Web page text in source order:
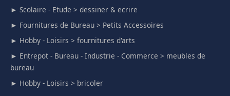
► Scolaire - Etude > dessiner & ecrire
► Fournitures de Bureau > Petits Accessoires
► Hobby - Loisirs > fournitures d'arts
► Entrepot - Bureau - Industrie - Commerce > meubles de
bureau
► Hobby - Loisirs > bricoler